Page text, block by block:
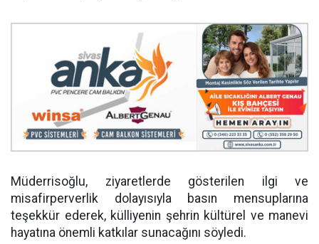
Müderrisoğlu, ziyaretlerde gösterilen ilgi ve
misafirperverlik dolayısıyla basın mensuplarına
teşekkür ederek, külliyenin şehrin kültürel ve manevi
hayatına önemli katkılar sunacağını söyledi.